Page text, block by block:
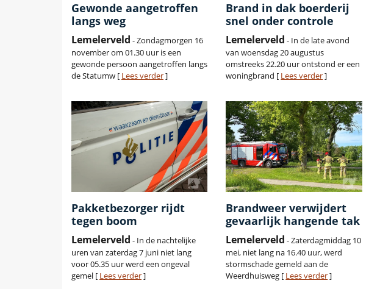
Gewonde aangetroffen
langs weg
Lemelerveld - Zondagmorgen 16
november om 01.30 uur is een
gewonde persoon aangetroffen langs
de Statumw [ Lees verder]
Brand in dak boerderij
snel onder controle
Lemelerveld - In de late avond
van woensdag 20 augustus
omstreeks 22.20 uur ontstond er een
woningbrand [ Lees verder]
Pakketbezorger rijdt
tegen boom
Lemelerveld - In de nachtelijke
uren van zaterdag 7 juni niet lang
voor 05.35 uur werd een ongeval
gemel [ Lees verder]
Brandweer verwijdert
gevaarlijk hangende tak
Lemelerveld - Zaterdagmiddag 10
mei, niet lang na 16.40 uur, werd
stormschade gemeld aan de
Weerdhuisweg [ Lees verder]